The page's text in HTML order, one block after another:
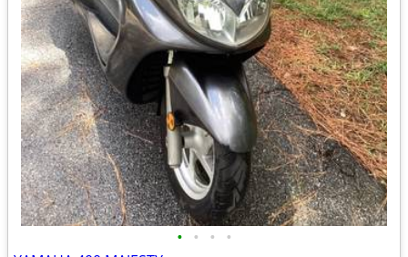
• • • •